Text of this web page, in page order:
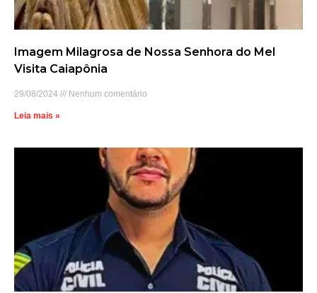
Imagem Milagrosa de Nossa Senhora do Mel
Visita Caiapônia
29/08/2024 Nenhum comentário
Leia mais »